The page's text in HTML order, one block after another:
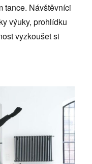
tance. Návštěvníci
výuky, prohlídku
vyzkoušet si